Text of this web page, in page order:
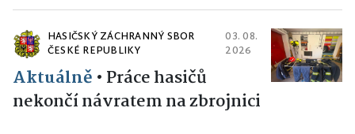
HASIČSKÝ ZÁCHRANNÝ SBOR
ČESKÉ REPUBLIKY
03. 08.
2026
Aktuálně • Práce hasičů
nekončí návratem na zbrojnici